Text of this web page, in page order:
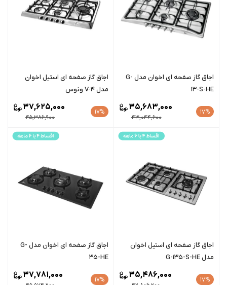
اجاق گاز صفحه ای اخوان مدل G-
13-S-HE
17%
43,044,600
35,683,000
اجاق گاز صفحه ای استیل اخوان
مدل V-4 ونوس
17%
45,386,900
37,625,000
اجاق گاز صفحه ای استیل اخوان
مدل G-135-S-HE
17%
35,486,000
اجاق گاز صفحه ای اخوان مدل G-
35-HE
17%
37,781,000